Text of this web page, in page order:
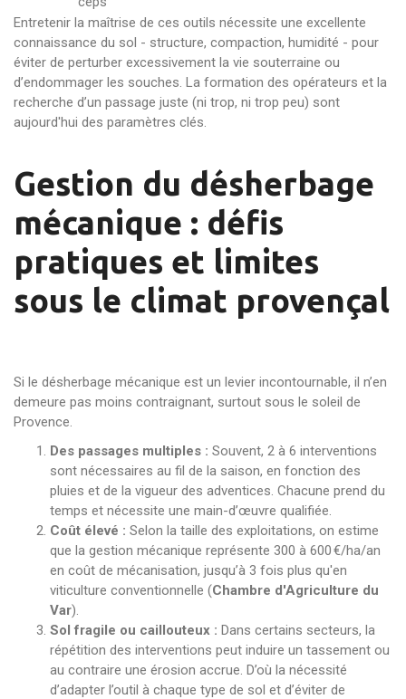
Entretenir la maîtrise de ces outils nécessite une excellente
connaissance du sol - structure, compaction, humidité - pour
éviter de perturber excessivement la vie souterraine ou
d’endommager les souches. La formation des opérateurs et la
recherche d’un passage juste (ni trop, ni trop peu) sont
aujourd'hui des paramètres clés.
Gestion du désherbage
mécanique : défis
pratiques et limites
sous le climat provençal
Si le désherbage mécanique est un levier incontournable, il n’en
demeure pas moins contraignant, surtout sous le soleil de
Provence.
Des passages multiples : Souvent, 2 à 6 interventions
sont nécessaires au fil de la saison, en fonction des
pluies et de la vigueur des adventices. Chacune prend du
temps et nécessite une main-d’œuvre qualifiée.
Coût élevé : Selon la taille des exploitations, on estime
que la gestion mécanique représente 300 à 600 €/ha/an
en coût de mécanisation, jusqu’à 3 fois plus qu'en
viticulture conventionnelle (Chambre d'Agriculture du
Var).
Sol fragile ou caillouteux : Dans certains secteurs, la
répétition des interventions peut induire un tassement ou
au contraire une érosion accrue. D’où la nécessité
d’adapter l’outil à chaque type de sol et d’éviter de